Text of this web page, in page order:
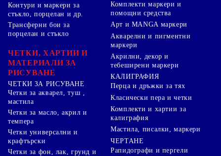
Контури и маркери за
стъкло, порцелан и др.
Трансферни бои за
порцелан и стъкло
ЧЕТКИ, ХАРТИИ И
МАТЕРИАЛИ ЗА
РИСУВАНЕ
ЧЕТКИ ЗА РИСУВАНЕ
Четки за акварел, туш ,
мастила
Четки за масло, акрил и
темпера
Четки универсални и
крафтърски
Четки за фон, лак, грунд и
Комплекти маркери и
помощни средства
Арт и MANGA маркери
Акварелни и пигментни
маркери
Акрилни, декор и
тебеширени маркери
КАЛИГРАФИЯ
Перца и дръжки за тях
Класически пера и четки
Комплекти и хартии за
калиграфия
Мастила, писалки, маркери
ЧЕРТАНЕ
Рапидографи и пергели